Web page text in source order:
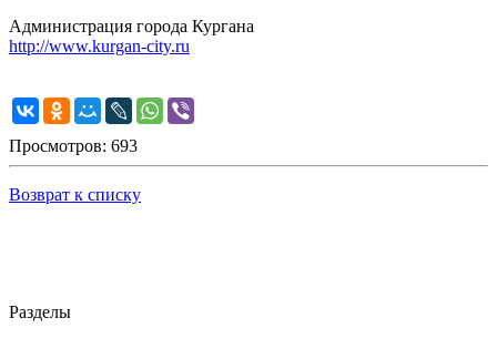
Администрация города Кургана
http://www.kurgan-city.ru
Просмотров: 693
Возврат к списку
Разделы